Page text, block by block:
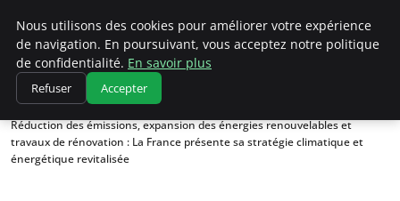
Climatedebtagents
Accueil
Énergies Renouvelables
Réduction des émissions, expansion des énergies renouvelables et
travaux de rénovation : La France présente sa stratégie climatique et
énergétique revitalisée
Nous utilisons des cookies pour améliorer votre expérience
de navigation. En poursuivant, vous acceptez notre politique
de confidentialité. En savoir plus
Refuser Accepter